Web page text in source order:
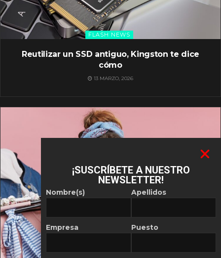
FLASH NEWS
Reutilizar un SSD antiguo, Kingston te dice
cómo
13 MARZO, 2026
¡SUSCRÍBETE A NUESTRO
NEWSLETTER!
Nombre(s)
Empresa
Apellidos
Puesto